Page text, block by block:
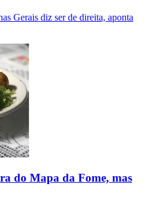
Gerais diz ser de direita, aponta
do Mapa da Fome, mas